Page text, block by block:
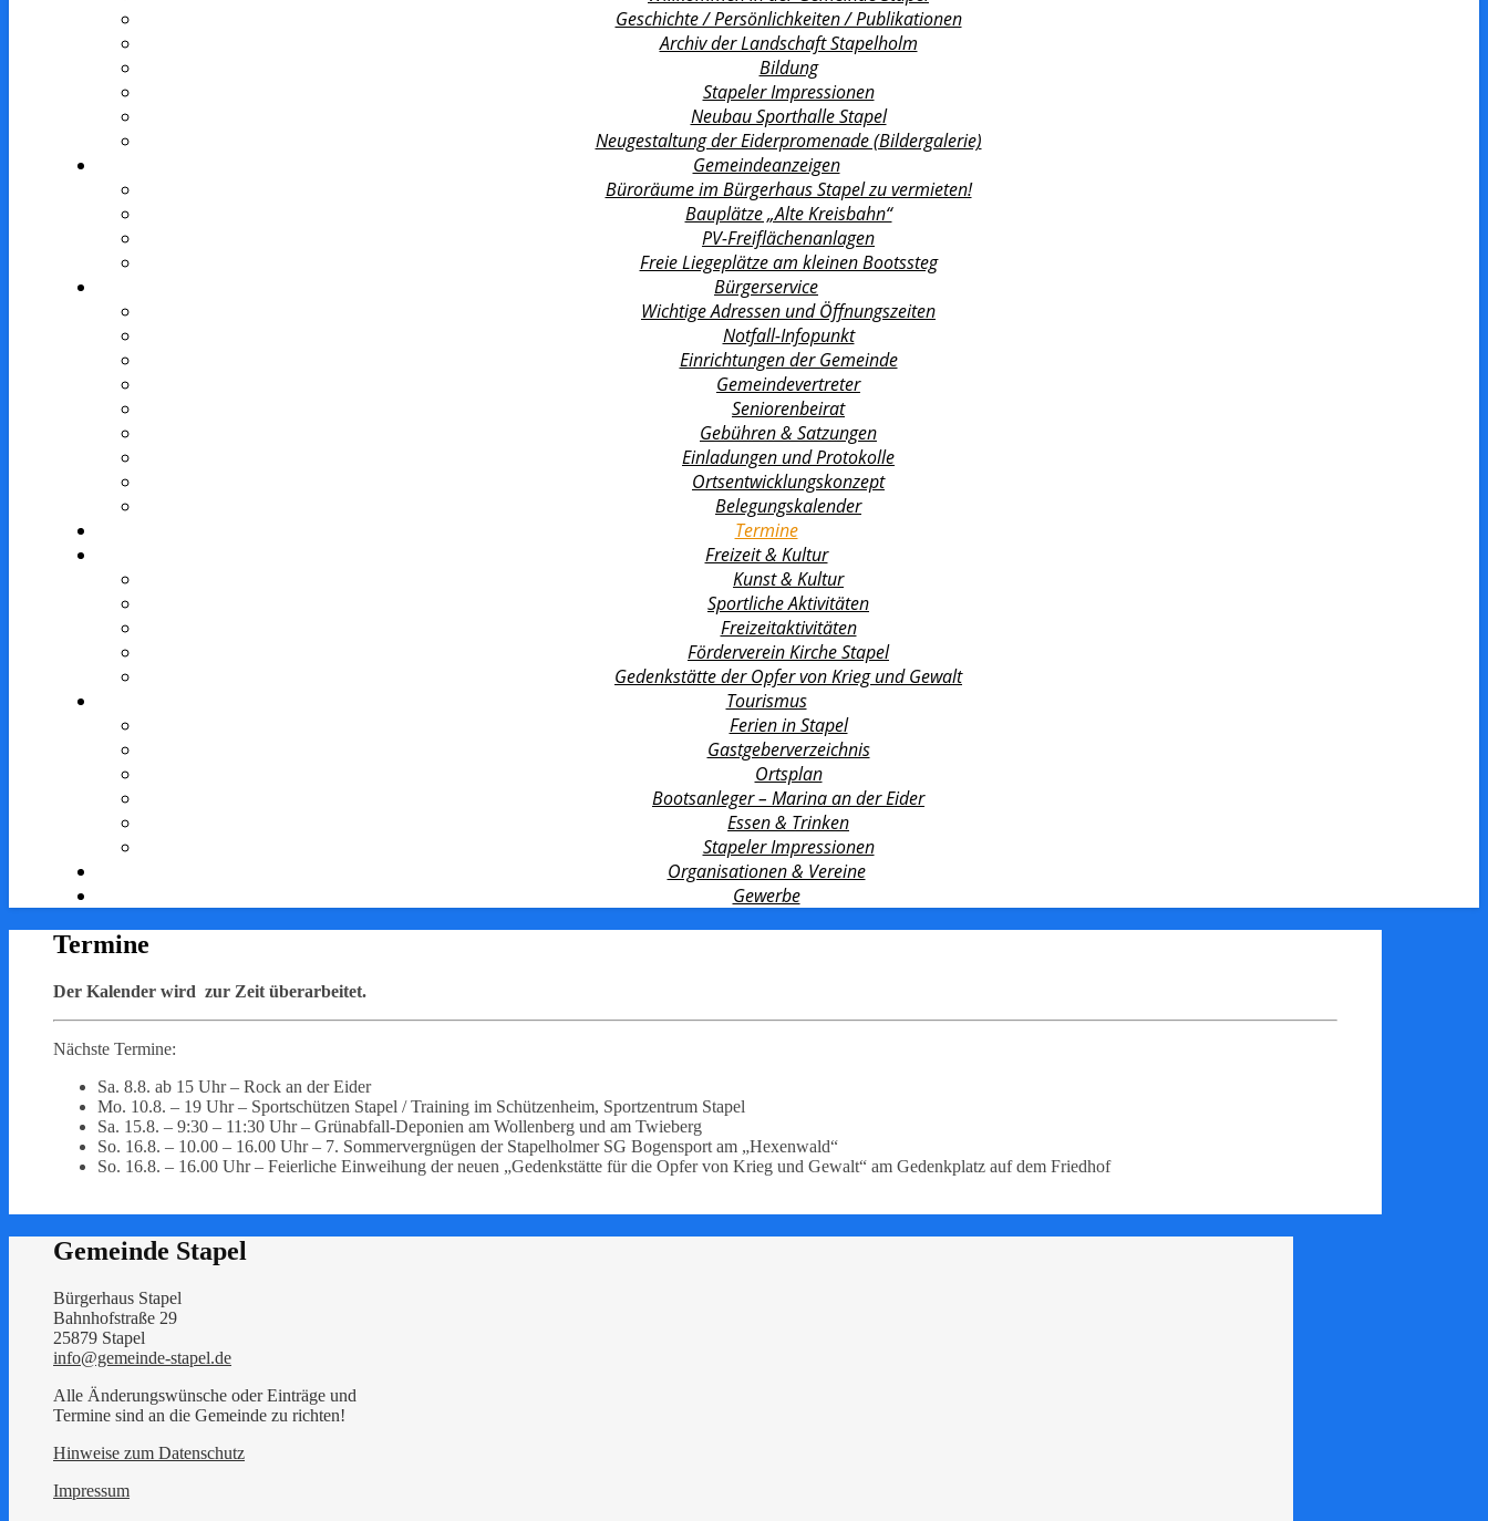
Geschichte / Persönlichkeiten / Publikationen
Archiv der Landschaft Stapelholm
Bildung
Stapeler Impressionen
Neubau Sporthalle Stapel
Neugestaltung der Eiderpromenade (Bildergalerie)
Gemeindeanzeigen
Büroräume im Bürgerhaus Stapel zu vermieten!
Bauplätze „Alte Kreisbahn“
PV-Freiflächenanlagen
Freie Liegeplätze am kleinen Bootssteg
Bürgerservice
Wichtige Adressen und Öffnungszeiten
Notfall-Infopunkt
Einrichtungen der Gemeinde
Gemeindevertreter
Seniorenbeirat
Gebühren & Satzungen
Einladungen und Protokolle
Ortsentwicklungs­konzept
Belegungskalender
Termine
Freizeit & Kultur
Kunst & Kultur
Sportliche Aktivitäten
Freizeitaktivitäten
Förderverein Kirche Stapel
Gedenkstätte der Opfer von Krieg und Gewalt
Tourismus
Ferien in Stapel
Gastgeberverzeichnis
Ortsplan
Bootsanleger – Marina an der Eider
Essen & Trinken
Stapeler Impressionen
Organisationen & Vereine
Gewerbe
Termine
Der Kalender wird zur Zeit überarbeitet.
Nächste Termine:
Sa. 8.8. ab 15 Uhr – Rock an der Eider
Mo. 10.8. – 19 Uhr – Sportschützen Stapel / Training im Schützenheim, Sportzentrum Stapel
Sa. 15.8. – 9:30 – 11:30 Uhr – Grünabfall-Deponien am Wollenberg und am Twieberg
So. 16.8. – 10.00 – 16.00 Uhr – 7. Sommervergnügen der Stapelholmer SG Bogensport am „Hexenwald“
So. 16.8. – 16.00 Uhr – Feierliche Einweihung der neuen „Gedenkstätte für die Opfer von Krieg und Gewalt“ am Gedenkplatz auf dem Friedhof
Gemeinde Stapel
Bürgerhaus Stapel
Bahnhofstraße 29
25879 Stapel
info@gemeinde-stapel.de
Alle Änderungswünsche oder Einträge und
Termine sind an die Gemeinde zu richten!
Hinweise zum Datenschutz
Impressum